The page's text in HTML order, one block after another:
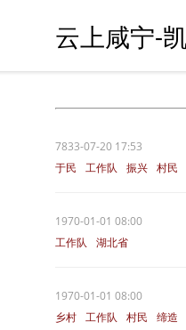
云上咸宁-
7833-07-20 17:53
于民
工作队 振兴 村民
1970-01-01 08:00
工作队
湖北省
1970-01-01 08:00
乡村 工作队 村民 缔造